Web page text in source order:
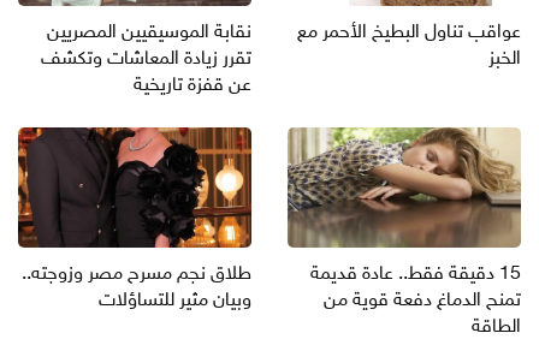
عواقب تناول البطيخ الأحمر مع
الخبز
نقابة الموسيقيين المصريين
تقرر زيادة المعاشات وتكشف
عن قفزة تاريخية
15 دقيقة فقط.. عادة قديمة
تمنح الدماغ دفعة قوية من
الطاقة
طلاق نجم مسرح مصر وزوجته..
وبيان مثير للتساؤلات